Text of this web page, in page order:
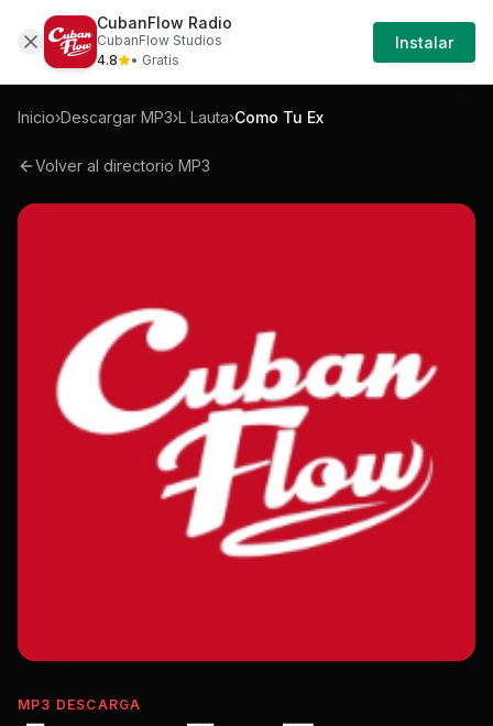
Mp3 L-lauta-como-tu-ex-mp3
Iniciar
Sesión
Inicio›Descargar MP3›L Lauta›Como Tu Ex
Volver al directorio MP3
MP3 DESCARGA
CubanFlow Radio
CubanFlow Studios
4.8
• Gratis
Instalar